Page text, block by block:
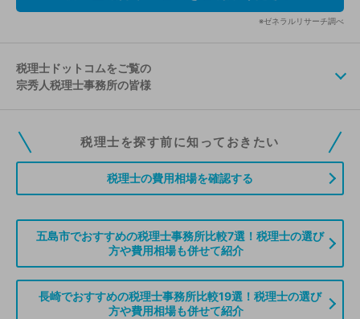
※ゼネラルリサーチ調べ
税理士ドットコムをご覧の
宗秀人税理士事務所の皆様
税理士ドットコムの無料会員にご登録いただくと、貴事務所の情報を編集し
ていただくことができます。また、税理士をお探しの方との接点をご提供す
無料登録のご案内はこちら
税理士を探す前に知っておきたい
税理士の費用相場を確認する
五島市でおすすめの税理士事務所比較7選！税理士の選び
方や費用相場も併せて紹介
長崎でおすすめの税理士事務所比較19選！税理士の選び
方や費用相場も併せて紹介